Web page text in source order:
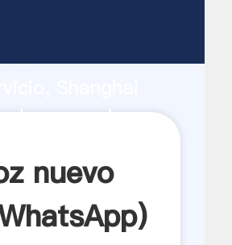
de
crea el
nuevo
)